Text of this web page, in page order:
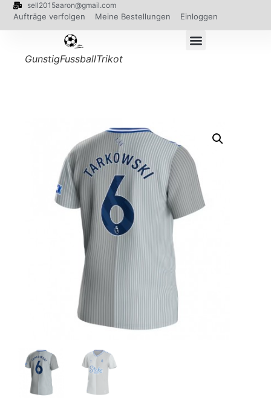
sell2015aaron@gmail.com
Aufträge verfolgen Meine Bestellungen Einloggen
GunstigFussballTrikot